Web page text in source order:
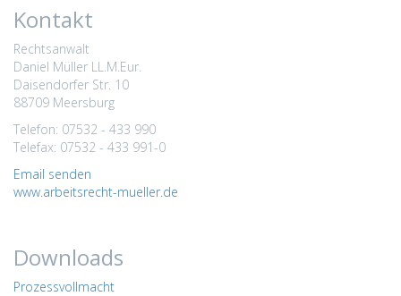
Kontakt
Rechtsanwalt
Daniel Müller LL.M.Eur.
Daisendorfer Str. 10
88709 Meersburg
Telefon: 07532 - 433 990
Telefax: 07532 - 433 991-0
Email senden
www.arbeitsrecht-mueller.de
Downloads
Prozessvollmacht